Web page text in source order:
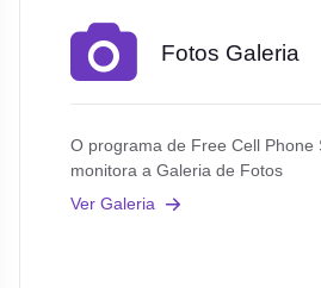
Fotos Galeria
O programa de Free Cell Phone
monitora a Galeria de Fotos
Ver Galeria